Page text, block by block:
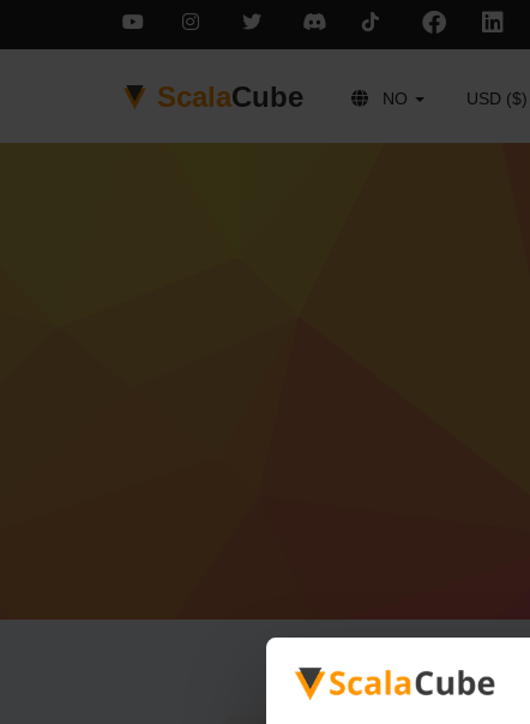
ScalaCube NO USD ($)